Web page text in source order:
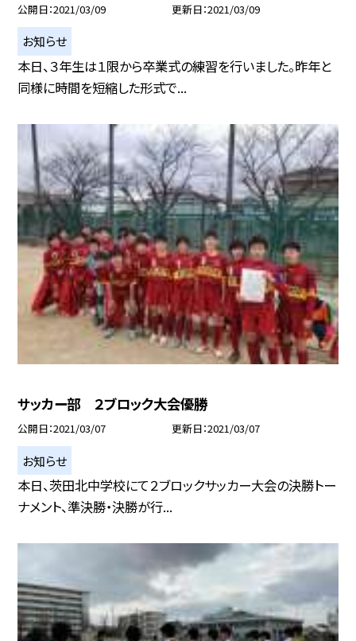
公開日 2021/03/09 更新日 2021/03/09
お知らせ
本日、３年生は１限から卒業式の練習を行いました。昨年と
同様に時間を短縮した形式で...
サッカー部 ２ブロック大会優勝
公開日 2021/03/07 更新日 2021/03/07
お知らせ
本日、茨田北中学校にて２ブロックサッカー大会の決勝トー
ナメント、準決勝・決勝が行...